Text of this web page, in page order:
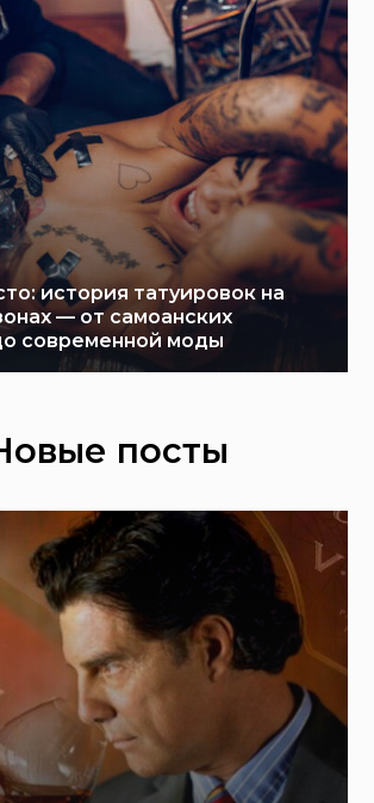
история татуировок на
— от самоанских
современной моды
посты